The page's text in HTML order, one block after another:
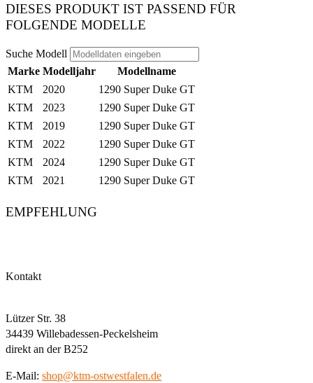
DIESES PRODUKT IST PASSEND FÜR
FOLGENDE MODELLE
Suche Modell
Marke Modelljahr
Modellname
KTM
2020
1290 Super Duke GT
KTM
2023
1290 Super Duke GT
KTM
2019
1290 Super Duke GT
KTM
2022
1290 Super Duke GT
KTM
2024
1290 Super Duke GT
KTM
2021 1290 Super Duke GT
EMPFEHLUNG
Kontakt
Lützer Str. 38
34439 Willebadessen-Peckelsheim
direkt an der B252
E-Mail: shop@ktm-ostwestfalen.de